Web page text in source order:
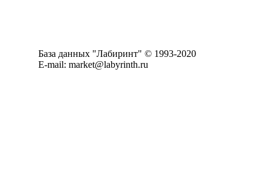
База данных "Лабиринт" © 1993-2020
E-mail: market@labyrinth.ru